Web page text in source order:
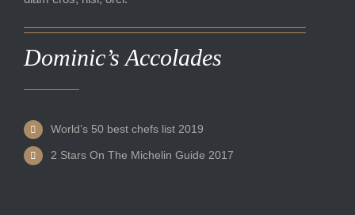
Dominic’s Accolades
World’s 50 best chefs list 2019
2 Stars On The Michelin Guide 2017